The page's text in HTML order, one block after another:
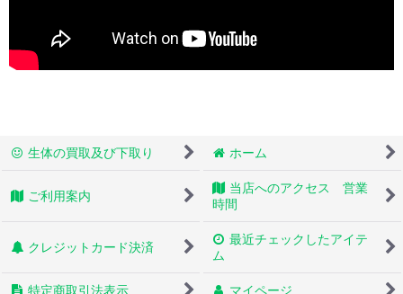
生体の買取及び下取り ホーム
ご利用案内
当店へのアクセス 営業
時間
クレジットカード決済
最近チェックしたアイテ
ム
特定商取引法表示 マイページ